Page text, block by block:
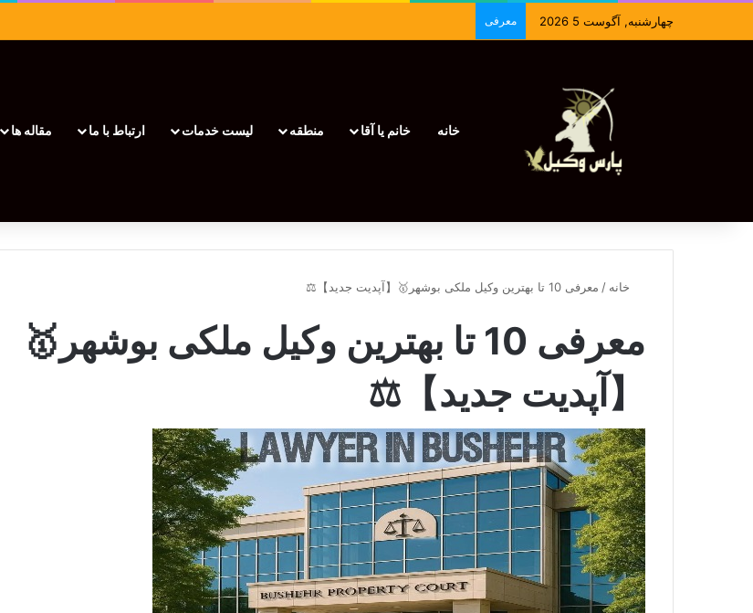
چهارشنبه, آگوست 5 2026 معرفی
خانه خانم یا آقا منطقه لیست خدمات ارتباط با ما مقاله ها
خانه / معرفی 10 تا بهترین وکیل ملکی بوشهر🥇【آپدیت جدید】⚖️
معرفی 10 تا بهترین وکیل ملکی بوشهر🥇
【آپدیت جدید】⚖️